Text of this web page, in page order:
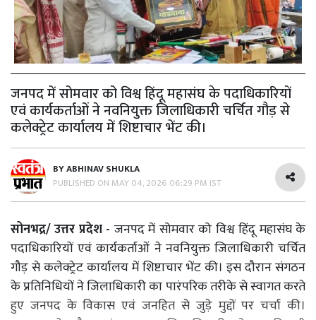
जनपद में सोमवार को विश्व हिंदू महासंघ के पदाधिकारियों
एवं कार्यकर्ताओं ने नवनियुक्त जिलाधिकारी चर्चित गौड़ से
कलेक्ट्रेट कार्यालय में शिष्टाचार भेंट की।
BYABHINAV SHUKLA
PUBLISHED ON MAY 04, 2026 06:29 PM IST
सोनभद्र/ उत्तर प्रदेश - जनपद में सोमवार को विश्व हिंदू महासंघ के
पदाधिकारियों एवं कार्यकर्ताओं ने नवनियुक्त जिलाधिकारी चर्चित
गौड़ से कलेक्ट्रेट कार्यालय में शिष्टाचार भेंट की। इस दौरान संगठन
के प्रतिनिधियों ने जिलाधिकारी का पारंपरिक तरीके से स्वागत करते
हुए जनपद के विकास एवं जनहित से जुड़े मुद्दों पर चर्चा की।